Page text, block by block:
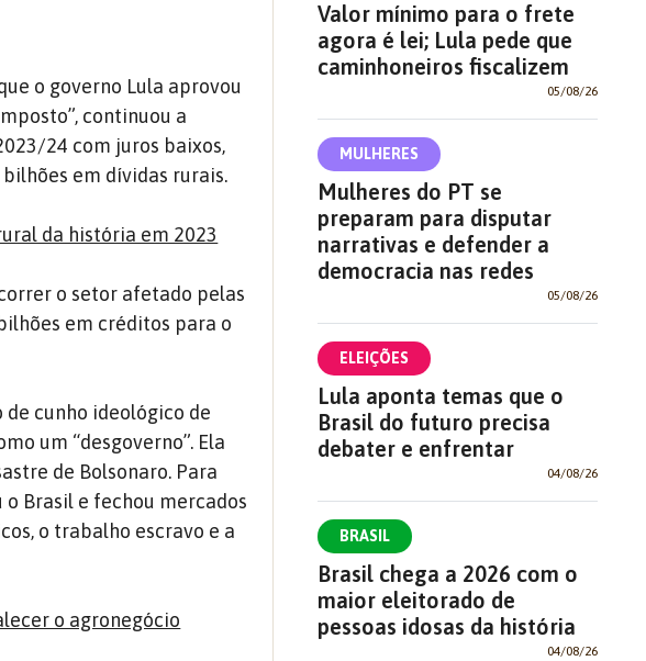
o governo Lula aprovou
continuou a
24 com juros baixos,
em dívidas rurais.
da história em 2023
o setor afetado pelas
em créditos para o
cunho ideológico de
um “desgoverno”. Ela
de Bolsonaro. Para
o Brasil e fechou mercados
o trabalho escravo e a
o agronegócio
Valor mínimo para o frete
agora é lei; Lula pede que
caminhoneiros fiscalizem
05/08/26
MULHERES
Mulheres do PT se
preparam para disputar
narrativas e defender a
democracia nas redes
05/08/26
ELEIÇÕES
Lula aponta temas que o
Brasil do futuro precisa
debater e enfrentar
04/08/26
BRASIL
Brasil chega a 2026 com o
maior eleitorado de
pessoas idosas da história
04/08/26